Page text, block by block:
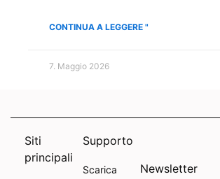
CONTINUA A LEGGERE "
7. Maggio 2026
Siti
principali
Supporto
Scarica Newsletter